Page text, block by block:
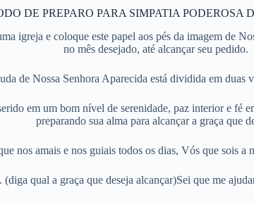
DE PREPARO PARA SIMPATIA PODEROSA
igreja e coloque este papel aos pés da imagem de
no mês desejado, até alcançar seu pedido.
de Nossa Senhora Aparecida está dividida em
em um bom nível de serenidade, paz interior e fé
preparando sua alma para alcançar a graça que
nos amais e nos guiais todos os dias, Vós que sois a
qual a graça que deseja alcançar)Sei que me